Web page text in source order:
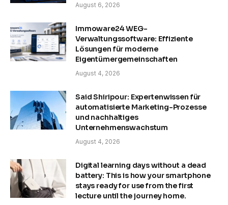
August 6, 2026
Immoware24 WEG-
Verwaltungssoftware: Effiziente
Lösungen für moderne
Eigentümergemeinschaften
August 4, 2026
Said Shiripour: Expertenwissen für
automatisierte Marketing-Prozesse
und nachhaltiges
Unternehmenswachstum
August 4, 2026
Digital learning days without a dead
battery: This is how your smartphone
stays ready for use from the first
lecture until the journey home.